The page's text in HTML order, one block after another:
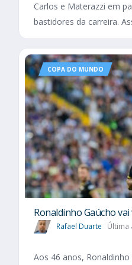
Carlos e Materazzi em
bastidores da carreira.
COPA DO MUNDO
Ronaldinho Gaúcho
Rafael Duarte Última
Aos 46 anos,